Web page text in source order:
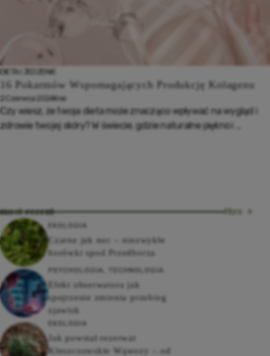
DIETA I JEDZENIE
16 Pokarmów Wspomagających Produkcję Kolagenu
2 Czerwca 2024Krei
Czy wiesz, że twoja dieta może znacząco wpływać na wygląd i
zdrowie twojej skóry? W świecie, gdzie naturalne piękno i ...
most recent More
EKOLOGIA
Czarne jak noc – niezwykłe
borówki spod Przedborza
PSYCHOLOGIA TECHNOLOGIA
Efekt obserwatora jak
spojrzenie zmienia przebieg
zjawisk
EKOLOGIA
Jak powstał rezerwat
Kleszczowskie Wąwozy – od